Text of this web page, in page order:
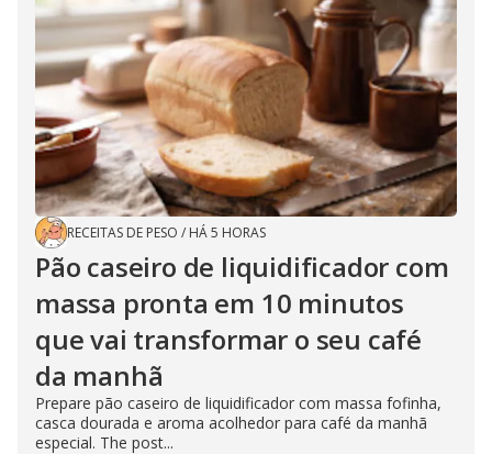
RECEITAS DE PESO / HÁ 5 HORAS
Pão caseiro de liquidificador com
massa pronta em 10 minutos
que vai transformar o seu café
da manhã
Prepare pão caseiro de liquidificador com massa fofinha,
casca dourada e aroma acolhedor para café da manhã
especial. The post...